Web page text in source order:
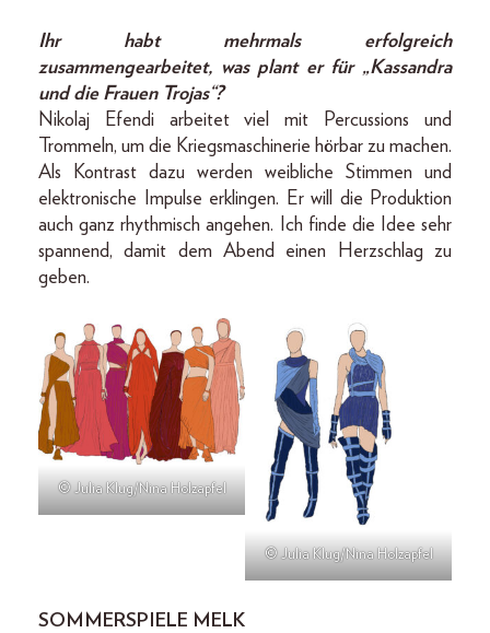
Ihr habt mehrmals erfolgreich
zusammengearbeitet, was plant er für „Kassandra
und die Frauen Trojas“?
Nikolaj Efendi arbeitet viel mit Percussions und
Trommeln, um die Kriegsmaschinerie hörbar zu machen.
Als Kontrast dazu werden weibliche Stimmen und
elektronische Impulse erklingen. Er will die Produktion
auch ganz rhythmisch angehen. Ich finde die Idee sehr
spannend, damit dem Abend einen Herzschlag zu
geben.
© Julia Klug/Nina Holzapfel
© Julia Klug/Nina Holzapfel
SOMMERSPIELE MELK